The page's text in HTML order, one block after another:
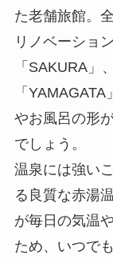
た老舗旅館。
リノベーショ
「SAKURA」
「
やお風呂の形
でしょう。
温泉には強い
る良質な赤湯
が毎日の気温
ため、いつで